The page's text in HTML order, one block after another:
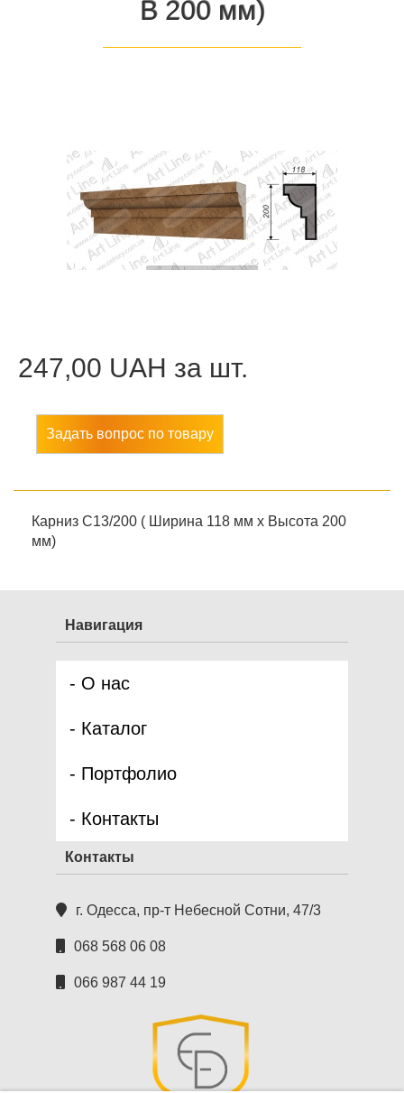
В 200 мм)
247,00 UAH за шт.
Задать вопрос по товару
Карниз С13/200 ( Ширина 118 мм х Высота 200
мм)
Навигация
О нас
Каталог
Портфолио
Контакты
Контакты
г. Одесса, пр-т Небесной Сотни, 47/3
068 568 06 08
066 987 44 19